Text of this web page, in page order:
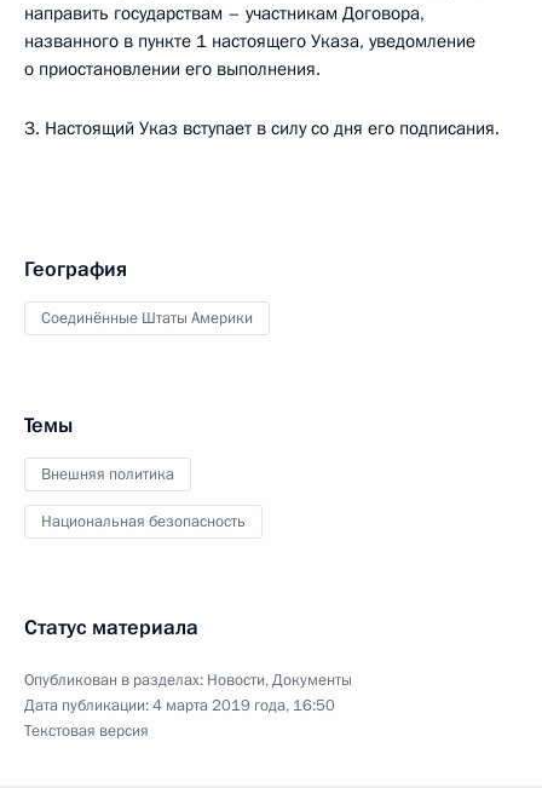
направить государствам – участникам Договора,
названного в пункте 1 настоящего Указа, уведомление
о приостановлении его выполнения.
3. Настоящий Указ вступает в силу со дня его подписания.
География
Соединённые Штаты Америки
Темы
Внешняя политика
Национальная безопасность
Статус материала
Опубликован в разделах: Новости,Документы
Дата публикации:4 марта 2019 года, 16:50
Текстовая версия